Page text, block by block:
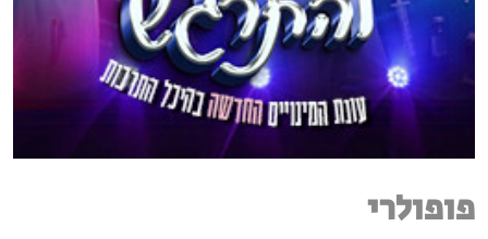
פופולרי